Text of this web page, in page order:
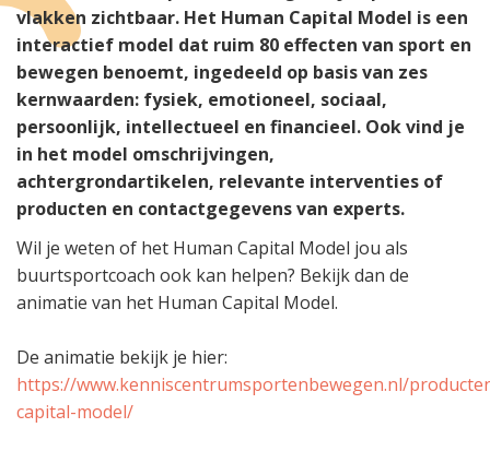
vlakken zichtbaar. Het Human Capital Model is een
interactief model dat ruim 80 effecten van sport en
bewegen benoemt, ingedeeld op basis van zes
kernwaarden: fysiek, emotioneel, sociaal,
persoonlijk, intellectueel en financieel. Ook vind je
in het model omschrijvingen,
achtergrondartikelen, relevante interventies of
producten en contactgegevens van experts.
Wil je weten of het Human Capital Model jou als
buurtsportcoach ook kan helpen? Bekijk dan de
animatie van het Human Capital Model.
De animatie bekijk je hier:
https://www.kenniscentrumsportenbewegen.nl/
capital-model/